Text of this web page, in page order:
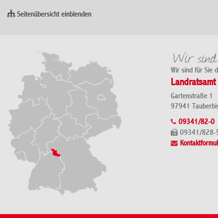
Seitenübersicht einblenden
Wir sind für Sie
Landratsamt
Gartenstraße 1
97941
09341/82-0
09341/828-